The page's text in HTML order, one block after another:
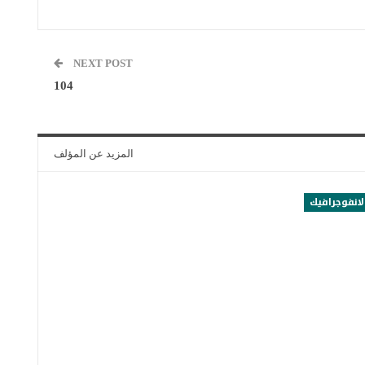
NEXT POST
104
المزيد عن المؤلف